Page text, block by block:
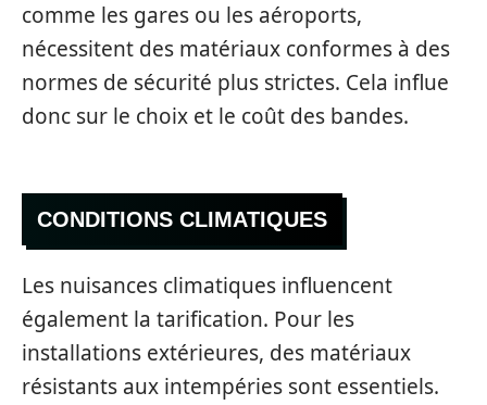
comme les gares ou les aéroports,
nécessitent des matériaux conformes à des
normes de sécurité plus strictes. Cela influe
donc sur le choix et le coût des bandes.
CONDITIONS CLIMATIQUES
Les nuisances climatiques influencent
également la tarification. Pour les
installations extérieures, des matériaux
résistants aux intempéries sont essentiels.